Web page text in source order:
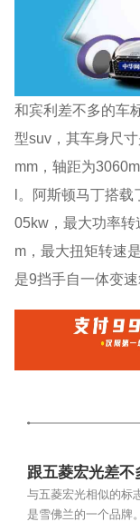
和宾利差不多的车
型suv，其车身尺
mm，轴距为
l。阿斯顿马丁搭载
05kw，最大功率
m，最大扭矩转速
是9挡手自一体变速
跟五菱宏光差不
与五菱宏光相似的标
是雪佛兰的一个品牌